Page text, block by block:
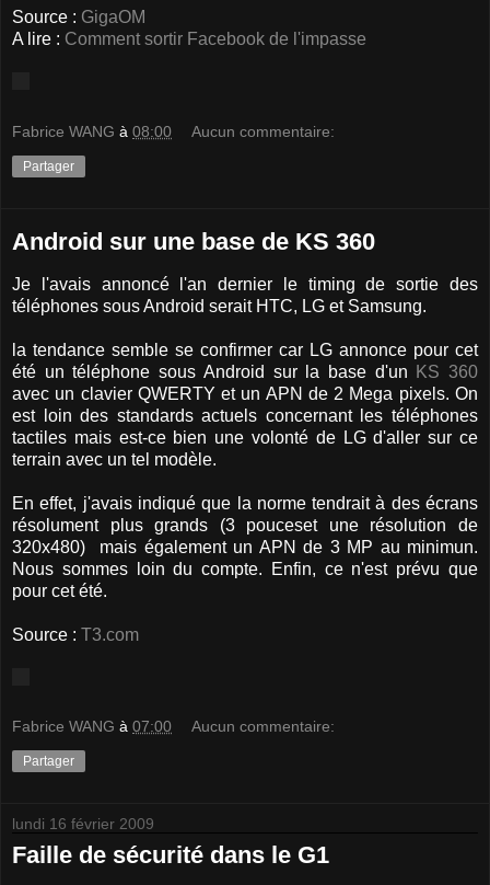
Source : GigaOM
A lire : Comment sortir Facebook de l'impasse
Fabrice WANG à 08:00 Aucun commentaire:
Partager
Android sur une base de KS 360
Je l'avais annoncé l'an dernier le timing de sortie des
téléphones sous Android serait HTC, LG et Samsung.
la tendance semble se confirmer car LG annonce pour cet
été un téléphone sous Android sur la base d'un
KS 360
avec un clavier QWERTY et un APN de 2 Mega pixels. On
est loin des standards actuels concernant les téléphones
tactiles mais est-ce bien une volonté de LG d'aller sur ce
terrain avec un tel modèle.
En effet, j'avais indiqué que la norme tendrait à des écrans
résolument plus grands (3 pouceset une résolution de
320x480) mais également un APN de 3 MP au minimun.
Nous sommes loin du compte. Enfin, ce n'est prévu que
pour cet été.
Source : T3.com
Fabrice WANG à 07:00 Aucun commentaire:
Partager
lundi 16 février 2009
Faille de sécurité dans le G1